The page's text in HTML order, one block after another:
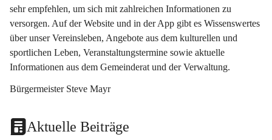
sehr empfehlen, um sich mit zahlreichen Informationen zu
versorgen. Auf der Website und in der App gibt es Wissenswertes
über unser Vereinsleben, Angebote aus dem kulturellen und
sportlichen Leben, Veranstaltungstermine sowie aktuelle
Informationen aus dem Gemeinderat und der Verwaltung.
Bürgermeister Steve Mayr
Aktuelle Beiträge